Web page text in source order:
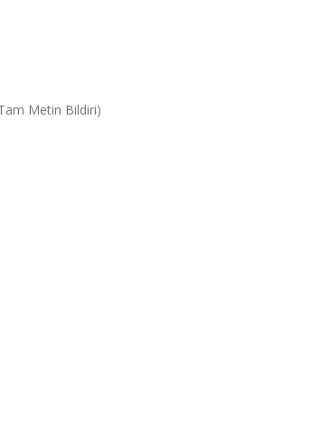
Metin Bildiri)